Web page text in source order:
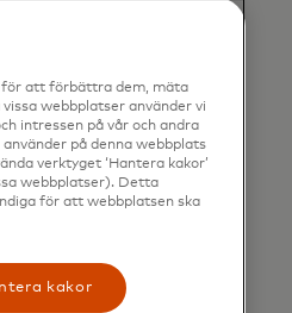
för att förbättra dem, mäta
webbplatser använder vi
intressen på vår och andra
på denna webbplats
verktyget ‘Hantera kakor’
webbplatser). Detta
för att webbplatsen ska
kakor